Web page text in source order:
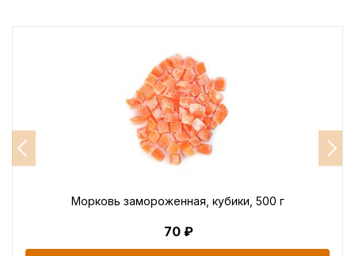
Морковь замороженная, кубики, 500 г
70